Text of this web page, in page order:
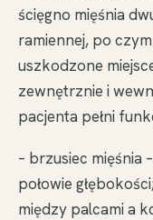
ścięgno mięśnia
ramiennej, po
uszkodzone
zewnętrznie i
pacjenta pełni
– brzusiec mięśnia
połowie
między palcami a